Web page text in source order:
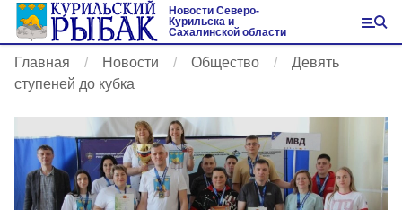
Новости Северо-
Курильска и
Сахалинской области
Главная Новости Общество
Девять
ступеней до кубка